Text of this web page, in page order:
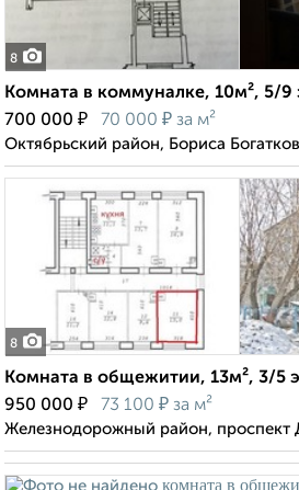
8
Комната в коммуналке, 10м², 5/9
700 000 ₽ 70 000 ₽ за м²
Октябрьский район, Бориса
8
Комната в общежитии, 13м², 3/5
950 000 ₽ 73 100 ₽ за м²
Железнодорожный район, проспект